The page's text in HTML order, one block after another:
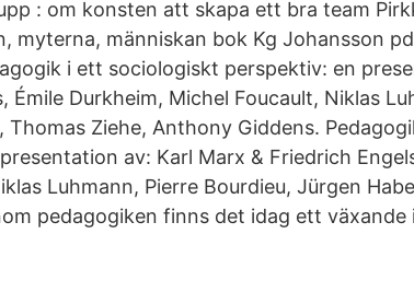
: om konsten att skapa ett bra team
myterna, människan bok Kg Johansson
i ett sociologiskt perspektiv: en
Émile Durkheim, Michel Foucault, Niklas
Thomas Ziehe, Anthony Giddens.
av: Karl Marx & Friedrich
Luhmann, Pierre Bourdieu, Jürgen
pedagogiken finns det idag ett